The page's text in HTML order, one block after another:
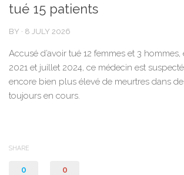
tué 15 patients
BY · 8 JULY 2026
Accusé d’avoir tué 12 femmes et 3
2021 et juillet 2024, ce médecin est
encore bien plus élevé de meurtres dans
toujours en cours.
SHARE
0 0